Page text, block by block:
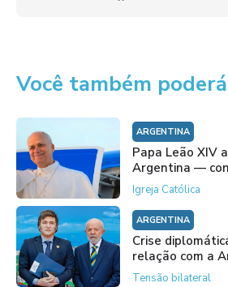
Você também
ARGENTINA
Papa Leão XIV
Argentina —
Igreja Católica
ARGENTINA
Crise
relação com a
Tensão bilateral